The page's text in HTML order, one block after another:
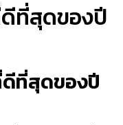
ดีที่สุดของปี
ดีที่สุดของปี